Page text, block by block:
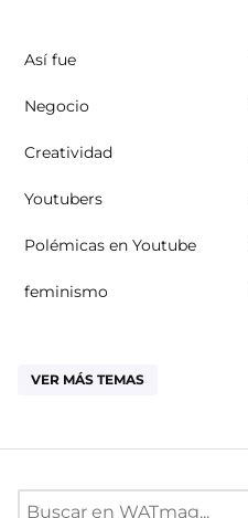
Así fue
Negocio
Creatividad
Youtubers
Polémicas en Youtube
feminismo
VER MÁS TEMAS